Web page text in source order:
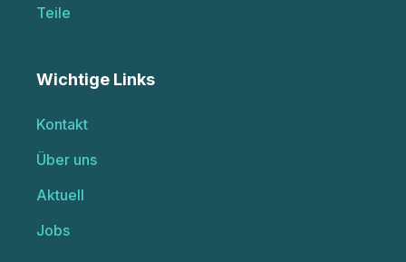
Teile
Wichtige Links
Kontakt
Über uns
Aktuell
Jobs